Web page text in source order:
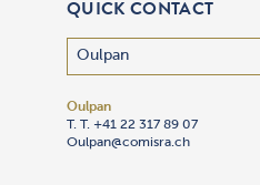
QUICK CONTACT
Oulpan
T. T. +41 22 317 89 07
Oulpan@comisra.ch